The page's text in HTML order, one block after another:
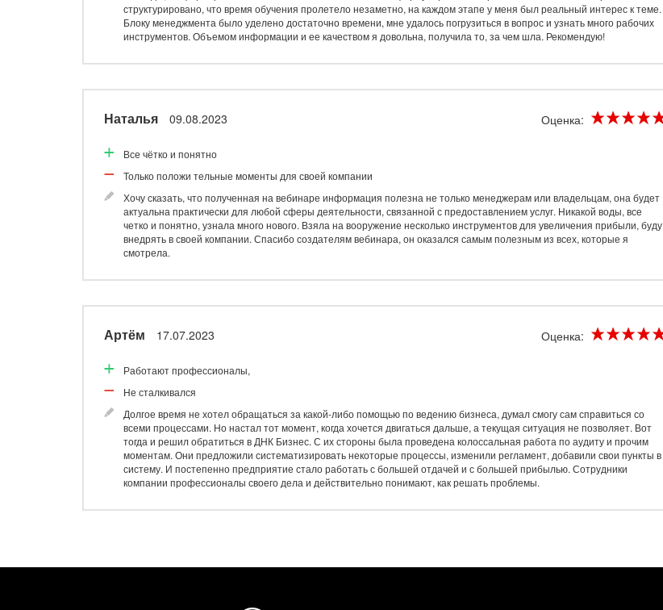
компании профессионалы своего дела и действительно понимают, как решать проблемы.
структурировано, что время обучения пролетело незаметно, на каждом этапе у меня был реальный интерес к теме.
Блоку менеджмента было уделено достаточно времени, мне удалось погрузиться в вопрос и узнать много рабочих
инструментов. Объемом информации и ее качеством я довольна, получила то, за чем шла. Рекомендую!
Наталья 09.08.2023 Оценка:
Все чётко и понятно
Только положи тельные моменты для своей компании
Хочу сказать, что полученная на вебинаре информация полезна не только менеджерам или владельцам, она будет
актуальна практически для любой сферы деятельности, связанной с предоставлением услуг. Никакой воды, все
четко и понятно, узнала много нового. Взяла на вооружение несколько инструментов для увеличения прибыли, буду
внедрять в своей компании. Спасибо создателям вебинара, он оказался самым полезным из всех, которые я
смотрела.
Артём 17.07.2023 Оценка:
Работают профессионалы,
Не сталкивался
Долгое время не хотел обращаться за какой-либо помощью по ведению бизнеса, думал смогу сам справиться со
всеми процессами. Но настал тот момент, когда хочется двигаться дальше, а текущая ситуация не позволяет. Вот
тогда и решил обратиться в ДНК Бизнес. С их стороны была проведена колоссальная работа по аудиту и прочим
моментам. Они предложили систематизировать некоторые процессы, изменили регламент, добавили свои пункты в
систему. И постепенно предприятие стало работать с большей отдачей и с большей прибылью. Сотрудники
компании профессионалы своего дела и действительно понимают, как решать проблемы.